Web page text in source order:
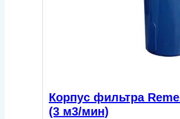
Корпус фильтра
(3 м3/мин)